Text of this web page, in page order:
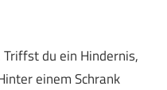
du ein Hindernis,
einem Schrank